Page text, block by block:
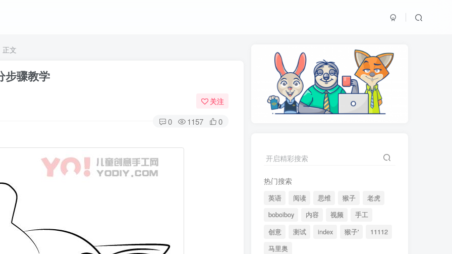
正文
步骤教学
关注
0 1157 0
开启精彩搜索
热门搜索
英语 阅读 思维 猴子
老虎
boboiboy
内容 视频
手工
创意
测试 index 猴子'
11112
马里奥